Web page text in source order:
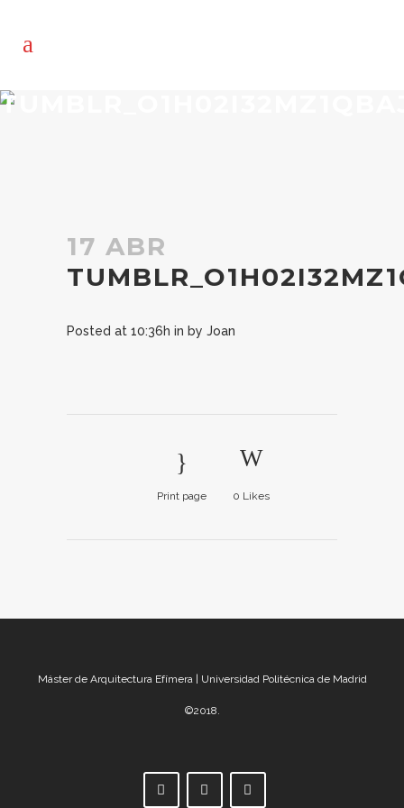
17 ABR
Posted at 10:36h in by Joan
Print page 0 Likes
Máster de Arquitectura Efímera | Universidad Politécnica de Madrid
©2018.